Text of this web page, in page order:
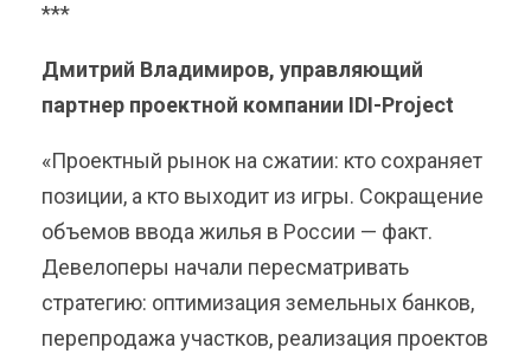
***
Дмитрий Владимиров, управляющий
партнер проектной компании IDI-Project
«Проектный рынок на сжатии: кто сохраняет
позиции, а кто выходит из игры. Сокращение
объемов ввода жилья в России — факт.
Девелоперы начали пересматривать
стратегию: оптимизация земельных банков,
перепродажа участков, реализация проектов